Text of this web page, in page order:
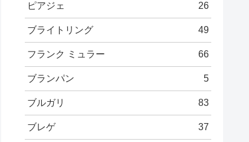
ピアジェ 26
ブライトリング 49
フランク ミュラー 66
ブランパン 5
ブルガリ 83
ブレゲ 37